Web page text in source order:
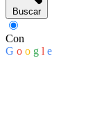
Buscar
Con
G o o g l e